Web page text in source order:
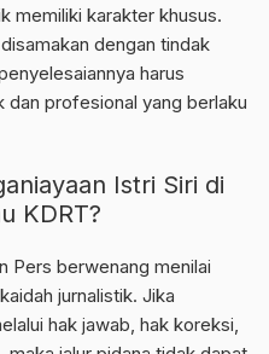
memiliki karakter khusus.
dengan tindak
harus
profesional yang berlaku
Istri Siri di
KDRT?
Pers berwenang menilai
jurnalistik. Jika
hak jawab, hak koreksi,